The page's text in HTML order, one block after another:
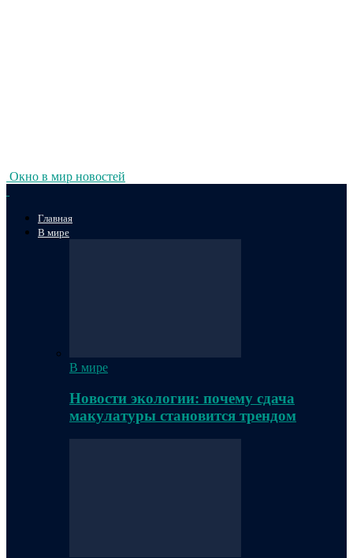
Окно в мир новостей
Главная
В мире
В мире
Новости экологии: почему сдача
макулатуры становится трендом